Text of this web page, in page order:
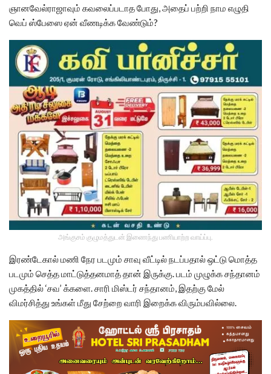
ஞானவேல்ராஜாவும் கவலைப்படாத போது, அதைப் பற்றி நாம எழுதி
வெப் ஸ்பேஸை ஏன் வீணடிக்க வேண்டும்?
அங்குசம் குழுமத்துடன் இணைந்து பணியாற்ற வாய்ப்பு.
இரண்டேகால் மணி நேர படமும் சாவு வீட்டில் நடப்பதால் ஒட்டு மொத்த
படமும் செத்த மாட்டுத்தனமாத் தான் இருக்கு. படம் முழுக்க சந்தானம்
முகத்தில் ‘சவ’ க்களை. சாரி மிஸ்டர் சந்தானம், இதற்கு மேல்
விமர்சித்து உங்கள் மீது சேற்றை வாரி இறைக்க விரும்பவில்லை.